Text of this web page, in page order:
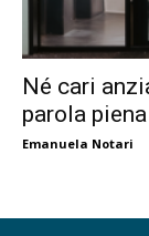
Né cari
parola
Emanuela Notari